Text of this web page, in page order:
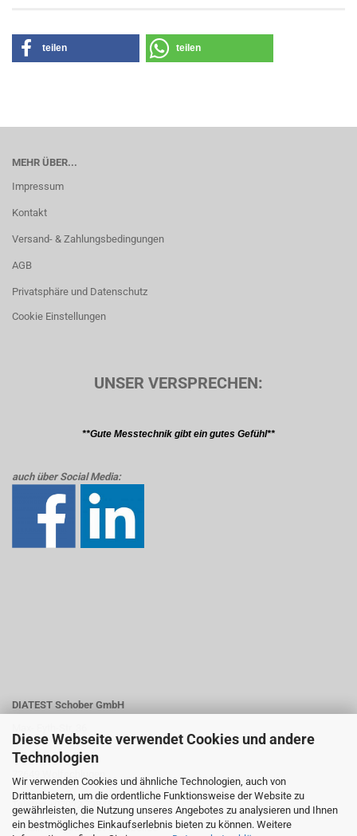
Diese Webseite verwendet Cookies und andere
Technologien
Wir verwenden Cookies und ähnliche Technologien, auch von
Drittanbietern, um die ordentliche Funktionsweise der Website zu
gewährleisten, die Nutzung unseres Angebotes zu analysieren und Ihnen
ein bestmögliches Einkaufserlebnis bieten zu können. Weitere
teilen teilen
MEHR ÜBER...
Impressum
Kontakt
Versand- & Zahlungsbedingungen
AGB
Privatsphäre und Datenschutz
Cookie Einstellungen
UNSER VERSPRECHEN:
**Gute Messtechnik gibt ein gutes Gefühl**
auch über Social Media:
DIATEST Schober GmbH
72649 Wolfschlugen
Telefon +07022 73845-0
E-Mail: info@diatest-schober.de